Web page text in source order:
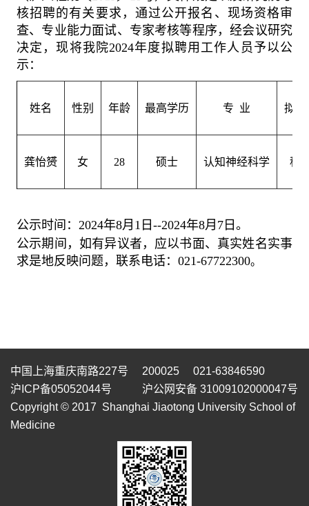
核招聘的有关要求，通过公开报名、现场资格审
查、专业能力面试、专家考核等程序，经会议研究
决定，现将我院2024年度拟聘用工作人员予以公
示：
姓名 性别 年龄 最高学历 专 业 拟录
龚怡赟 女 28 硕士 认知神经科学 科
公示时间： 2024年8月 1 日 --2024年8月 7日。
公示期间，如有异议者，应以书面、真实姓名实事
求是地反映问题，联系电话： 021-67722300。
中国上海重庆南路227号 200025 021-63846590
沪ICP备05052044号
沪公网安备 31009102000047号
Copyright © 2017 Shanghai Jiaotong University School of
Medicine